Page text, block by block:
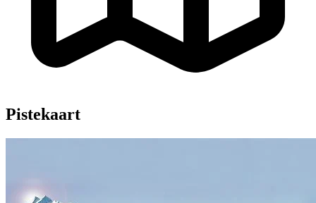
Pistekaart